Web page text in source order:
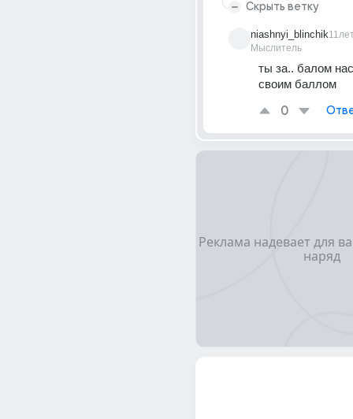
Скрыть ветку
niashnyi_blinchik
Мыслитель
ты за.. балом
своим баллом
0